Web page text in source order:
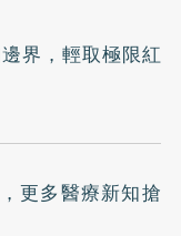
界，輕取極限紅
，更多醫療新知搶